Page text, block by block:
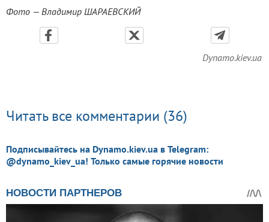
Фото — Владимир ШАРАЕВСКИЙ
Dynamo.kiev.ua
Читать все комментарии (36)
Подписывайтесь на Dynamo.kiev.ua в Telegram:
@dynamo_kiev_ua! Только самые горячие новости